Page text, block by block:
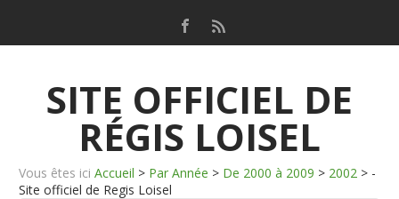
SITE OFFICIEL DE
RÉGIS LOISEL
Vous êtes ici Accueil > Par Année > De 2000 à 2009 > 2002 > -
Site officiel de Regis Loisel